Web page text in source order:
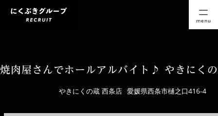
menu
焼肉屋さんでホールアルバイト♪ やきにく
やきにくの蔵 西条店 愛媛県西条市樋之口416-4